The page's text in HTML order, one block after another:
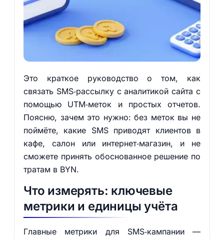
Это краткое руководство о том, как
связать SMS‑рассылку с аналитикой сайта с
помощью UTM‑меток и простых отчетов.
Поясню, зачем это нужно: без меток вы не
поймёте, какие SMS приводят клиентов в
кафе, салон или интернет‑магазин, и не
сможете принять обоснованное решение по
тратам в BYN.
Что измерять: ключевые
метрики и единицы учёта
Главные метрики для SMS‑кампании —